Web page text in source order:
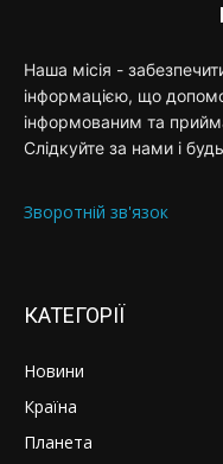
Наша місія -
інформацією, що
інформованим та
Слідкуйте за нами і
Зворотній зв'язок
КАТЕГОРІЇ
Новини
Країна
Планета